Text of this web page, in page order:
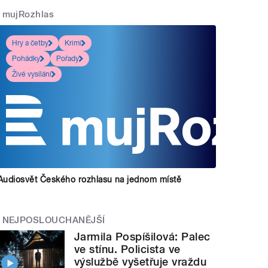
mujRozhlas
Hry a četby
Krimi
Pohádky
Pořady
Živé vysílání
Českého rozhlasu na jednom místě
NEJPOSLOUCHANĚJŠÍ
Jarmila Pospíšilová: Palec
ve stínu. Policista ve
výslužbě vyšetřuje vraždu